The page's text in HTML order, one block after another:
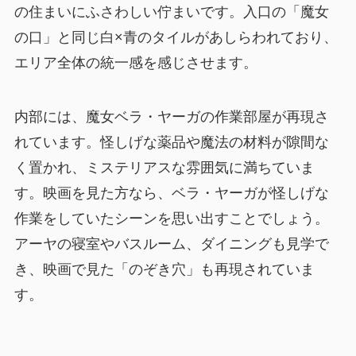
の住まいにふさわしい佇まいです。入口の「魔女
の口」と同じ白×青のタイルがあしらわれており、
エリア全体の統一感を感じさせます。
内部には、魔女ベラ・ヤーガの作業部屋が再現さ
れています。怪しげな薬品や魔法の材料が隙間な
く置かれ、ミステリアスな雰囲気に満ちていま
す。映画を見た方なら、ベラ・ヤーガが怪しげな
作業をしていたシーンを思い出すことでしょう。
アーヤの寝室やバスルーム、ダイニングも見学で
き、映画で見た「のぞき穴」も再現されていま
す。